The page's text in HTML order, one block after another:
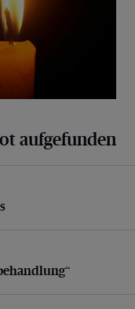
aufgefunden